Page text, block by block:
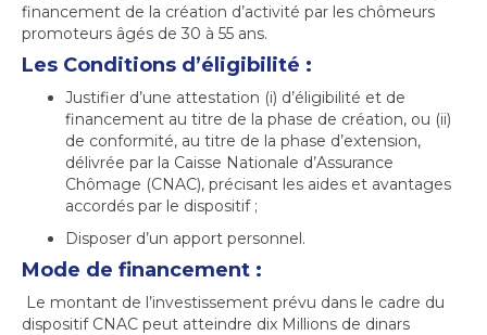
financement de la création d’activité par les chômeurs
promoteurs âgés de 30 à 55 ans.
Les Conditions d’éligibilité :
Justifier d’une attestation (i) d’éligibilité et de
financement au titre de la phase de création, ou (ii)
de conformité, au titre de la phase d’extension,
délivrée par la Caisse Nationale d’Assurance
Chômage (CNAC), précisant les aides et avantages
accordés par le dispositif ;
Disposer d’un apport personnel.
Mode de financement :
Le montant de l’investissement prévu dans le cadre du
dispositif CNAC peut atteindre dix Millions de dinars